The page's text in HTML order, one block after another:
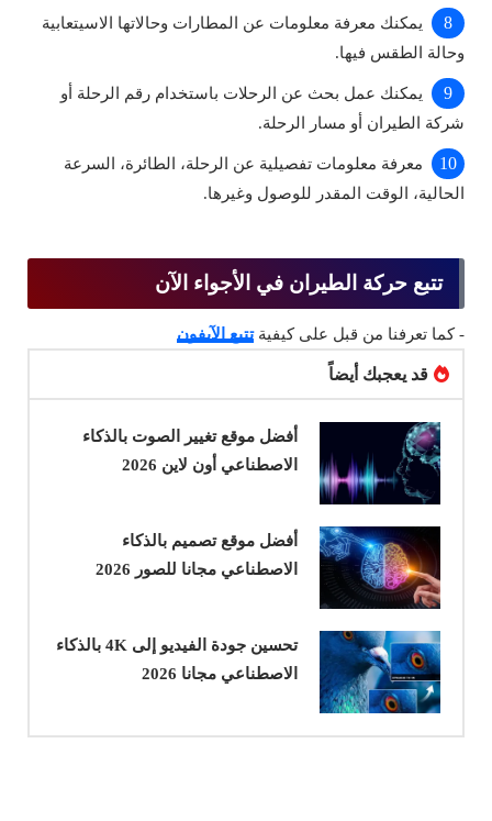
يمكنك معرفة معلومات عن المطارات وحالاتها الاسيتعابية
وحالة الطقس فيها.
يمكنك عمل بحث عن الرحلات باستخدام رقم الرحلة أو
شركة الطيران أو مسار الرحلة.
معرفة معلومات تفصيلية عن الرحلة، الطائرة، السرعة
الحالية، الوقت المقدر للوصول وغيرها.
تتبع حركة الطيران في الأجواء الآن
- كما تعرفنا من قبل على كيفيةتتبع الآيفون
قد يعجبك أيضاً
أفضل موقع تغيير الصوت بالذكاء
الاصطناعي أون لاين 2026
أفضل موقع تصميم بالذكاء
الاصطناعي مجانا للصور 2026
تحسين جودة الفيديو إلى 4K بالذكاء
الاصطناعي مجانا 2026